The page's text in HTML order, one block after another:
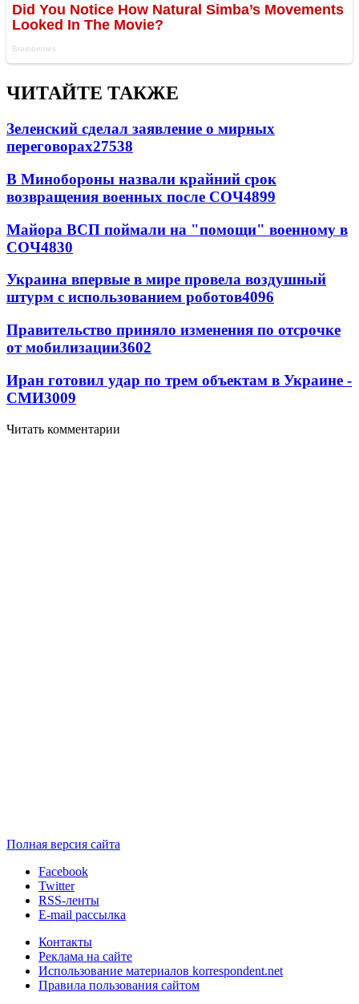
ЧИТАЙТЕ ТАКЖЕ
Зеленский сделал заявление о мирных
переговорах27538
В Минобороны назвали крайний срок
возвращения военных после СОЧ4899
Майора ВСП поймали на "помощи" военному в
СОЧ4830
Украина впервые в мире провела воздушный
штурм с использованием роботов4096
Правительство приняло изменения по отсрочке
от мобилизации3602
Иран готовил удар по трем объектам в Украине -
СМИ3009
Читать комментарии
Полная версия сайта
Facebook
Twitter
RSS-ленты
E-mail рассылка
Контакты
Реклама на сайте
Использование материалов korrespondent.net
Правила пользования сайтом